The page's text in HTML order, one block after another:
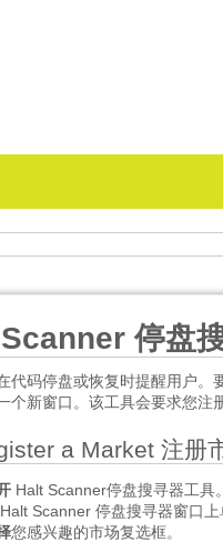
停盘
代码停盘或恢复时提醒用户。
个新窗口。该工具会要求您注
a Market 注册
Halt Scanner停盘搜寻器工具。
Scanner 停盘搜寻器窗口上
您感兴趣的市场复选框。